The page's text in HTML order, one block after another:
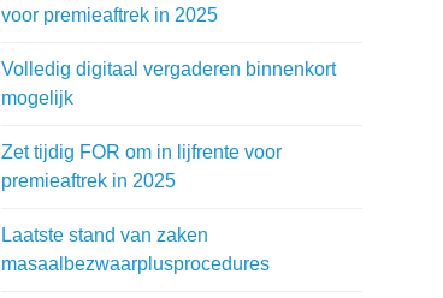
voor premieaftrek in 2025
Volledig digitaal vergaderen binnenkort
mogelijk
Zet tijdig FOR om in lijfrente voor
premieaftrek in 2025
Laatste stand van zaken
masaalbezwaarplusprocedures